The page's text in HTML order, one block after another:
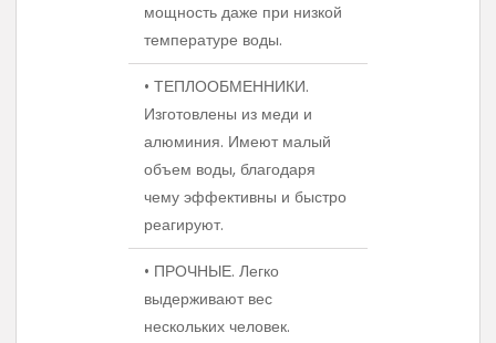
мощность даже при низкой
температуре воды.
• ТЕПЛООБМЕННИКИ.
Изготовлены из меди и
алюминия. Имеют малый
объем воды, благодаря
чему эффективны и быстро
реагируют.
• ПРОЧНЫЕ. Легко
выдерживают вес
нескольких человек.